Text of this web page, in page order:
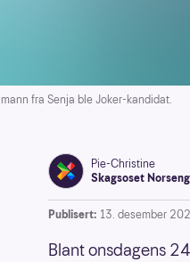
fra Senja ble Joker-kandidat.
Pie-Christine
Skagsoset Norseng
Publisert: 13. desember
Blant onsdagens